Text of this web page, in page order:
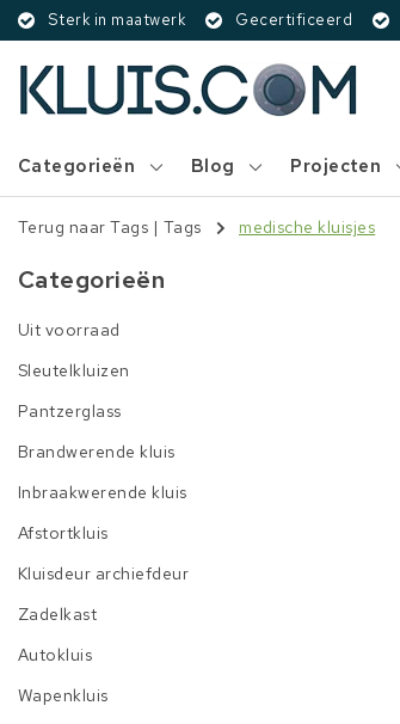
Sterk in maatwerk Gecertificeerd
Categorieën Blog Projecten
Terug naar Tags | Tags medische kluisjes
Categorieën
Uit voorraad
Sleutelkluizen
Pantzerglass
Brandwerende kluis
Inbraakwerende kluis
Afstortkluis
Kluisdeur archiefdeur
Zadelkast
Autokluis
Wapenkluis